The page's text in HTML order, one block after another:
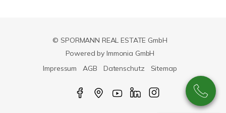
© SPORMANN REAL ESTATE GmbH
Powered by Immonia GmbH
Impressum
AGB Datenschutz Sitemap